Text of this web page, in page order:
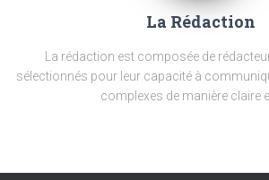
La Rédaction
La rédaction est composée de
sélectionnés pour leur capacité à
complexes de manière claire